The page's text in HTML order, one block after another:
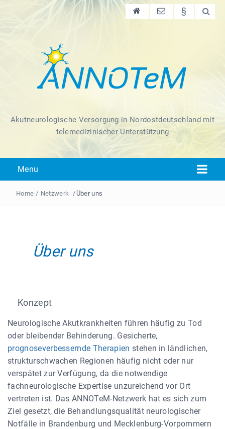
§
Akutneurologische Versorgung in Nordostdeutschland mit
telemedizinischer Unterstützung
Menu
Home / Netzwerk / Über uns
Über uns
Konzept
Neurologische Akutkrankheiten führen häufig zu Tod
oder bleibender Behinderung. Gesicherte,
prognoseverbessernde Therapien stehen in ländlichen,
strukturschwachen Regionen häufig nicht oder nur
verspätet zur Verfügung, da die notwendige
fachneurologische Expertise unzureichend vor Ort
vertreten ist. Das ANNOTeM-Netzwerk hat es sich zum
Ziel gesetzt, die Behandlungsqualität neurologischer
Notfälle in Brandenburg und Mecklenburg-Vorpommern